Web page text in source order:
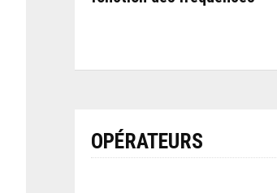
OPÉRATEURS